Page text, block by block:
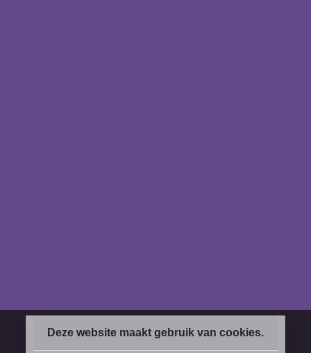
Deze website maakt gebruik van cookies.